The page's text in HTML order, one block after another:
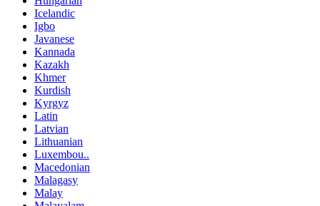
Icelandic
Igbo
Javanese
Kannada
Kazakh
Khmer
Kurdish
Kyrgyz
Latin
Latvian
Lithuanian
Luxembou..
Macedonian
Malagasy
Malay